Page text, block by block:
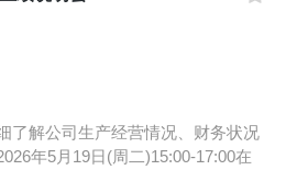
了解公司生产经营情况、财务状况
年5月19日(周二)15:00-17:00在